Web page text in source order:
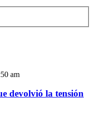
am
devolvió la tensión